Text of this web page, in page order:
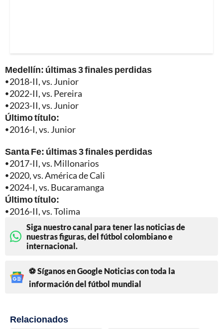
Medellín: últimas 3 finales perdidas
⦁2018-II, vs. Junior
⦁2022-II, vs. Pereira
⦁2023-II, vs. Junior
Último título:
⦁2016-I, vs. Junior
Santa Fe: últimas 3 finales perdidas
⦁2017-II, vs. Millonarios
⦁2020, vs. América de Cali
⦁2024-I, vs. Bucaramanga
Último título:
⦁2016-II, vs. Tolima
Siga nuestro canal para tener las noticias de
nuestras figuras, del fútbol colombiano e
internacional.
⚽ Síganos en Google Noticias con toda la
información del fútbol mundial
Relacionados